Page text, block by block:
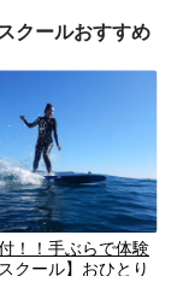
クールおすすめ
！！手ぶらで体験
クール】おひとり